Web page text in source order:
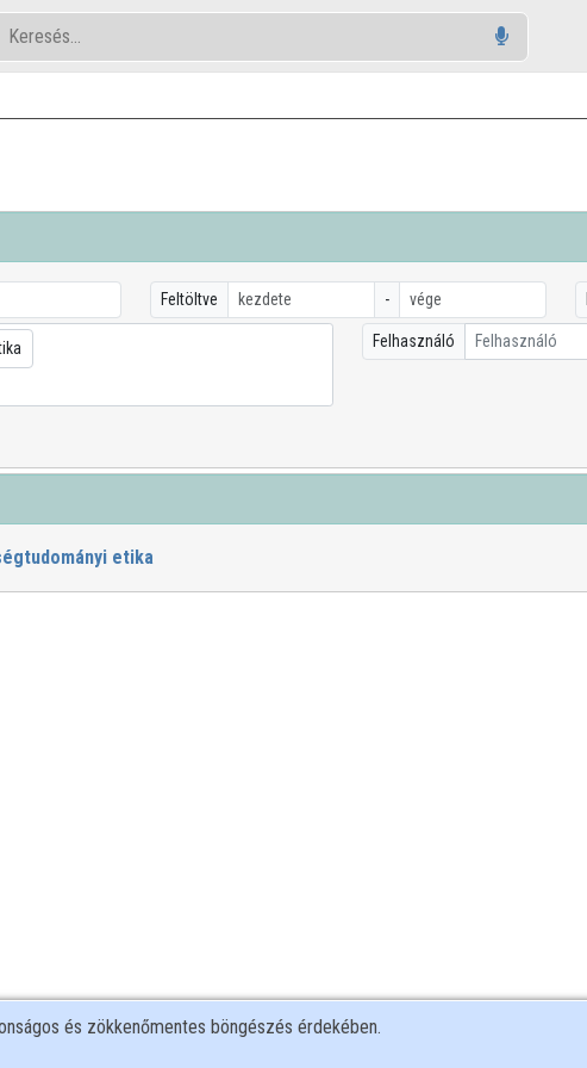
Feltöltve -
Felhasználó Felhasználó
etika
és zökkenőmentes böngészés érdekében.